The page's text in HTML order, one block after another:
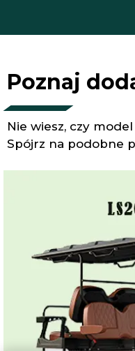
Poznaj
Nie wiesz, czy
Spójrz na podobne